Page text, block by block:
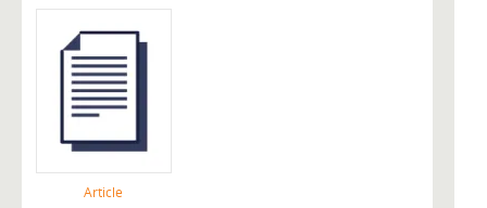
Article